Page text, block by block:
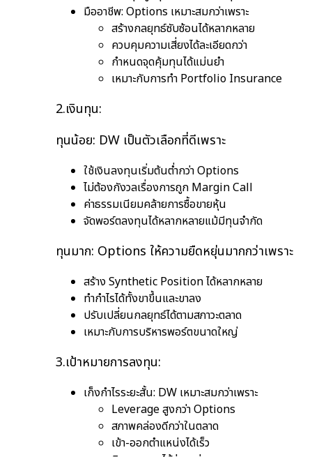
มืออาชีพ: Options เหมาะสมกว่าเพราะ
สร้างกลยุทธ์ซับซ้อนได้หลากหลาย
ควบคุมความเสี่ยงได้ละเอียดกว่า
กำหนดจุดคุ้มทุนได้แม่นยำ
เหมาะกับการทำ Portfolio Insurance
2.เงินทุน:
ทุนน้อย: DW เป็นตัวเลือกที่ดีเพราะ
ใช้เงินลงทุนเริ่มต้นต่ำกว่า Options
ไม่ต้องกังวลเรื่องการถูก Margin Call
ค่าธรรมเนียมคล้ายการซื้อขายหุ้น
จัดพอร์ตลงทุนได้หลากหลายแม้มีทุนจำกัด
ทุนมาก: Options ให้ความยืดหยุ่นมากกว่าเพราะ
สร้าง Synthetic Position ได้หลากหลาย
ทำกำไรได้ทั้งขาขึ้นและขาลง
ปรับเปลี่ยนกลยุทธ์ได้ตามสภาวะตลาด
เหมาะกับการบริหารพอร์ตขนาดใหญ่
3.เป้าหมายการลงทุน:
เก็งกำไรระยะสั้น: DW เหมาะสมกว่าเพราะ
Leverage สูงกว่า Options
สภาพคล่องดีกว่าในตลาด
เข้า-ออกตำแหน่งได้เร็ว